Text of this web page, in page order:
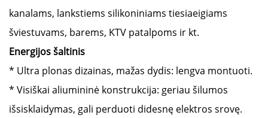
kanalams, lankstiems silikoniniams tiesiaeigiams
šviestuvams, barems, KTV patalpoms ir kt.
Energijos šaltinis
* Ultra plonas dizainas, mažas dydis: lengva montuoti.
* Visiškai aliumininė konstrukcija: geriau šilumos
išsisklaidymas, gali perduoti didesnę elektros srovę.